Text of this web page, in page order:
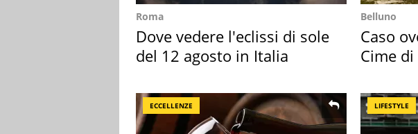
Roma
Dove vedere l'eclissi di sole
del 12 agosto in Italia
Belluno
Caso
Cime
ECCELLENZE LIFESTYLE